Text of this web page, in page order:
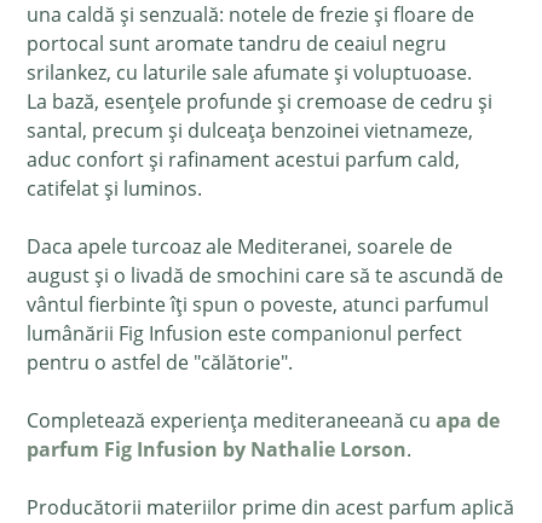
una caldă și senzuală: notele de frezie și floare de
portocal sunt aromate tandru de ceaiul negru
srilankez, cu laturile sale afumate și voluptuoase.
La bază, esențele profunde și cremoase de cedru și
santal, precum și dulceața benzoinei vietnameze,
aduc confort și rafinament acestui parfum cald,
catifelat și luminos.
Daca apele turcoaz ale Mediteranei, soarele de
august și o livadă de smochini care să te ascundă de
vântul fierbinte îți spun o poveste, atunci parfumul
lumânării Fig Infusion este companionul perfect
pentru o astfel de "călătorie".
Completează experiența mediteraneeană cuapa de
parfum Fig Infusion by Nathalie Lorson.
Producătorii materiilor prime din acest parfum aplică